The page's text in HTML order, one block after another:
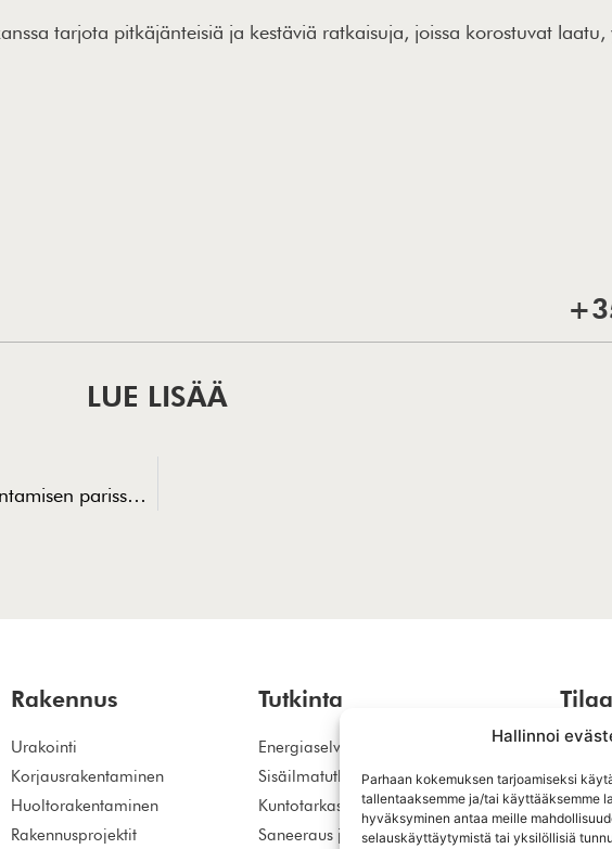
Hallinnoi
Parhaan kokemuksen tarjoamiseksi
tallentaaksemme ja/tai käyttääksemme
hyväksyminen antaa meille
selauskäyttäytymistä tai yksilöllisiä
tarjota pitkäjänteisiä ja kestäviä ratkaisuja, joissa korostuvat laatu,
LUE LISÄÄ
P1-puhtausluokka: Näin työskentelemme puhtaan rakentamisen parissa herkissä ympäristöissä
Rakennus
Urakointi
Korjausrakentaminen
Huoltorakentaminen
Rakennusprojektit
Tutkinta
Energiaselvitys
Sisäilmatutkimus
Kuntotarkastus
Saneeraus ja vaurioiden korjaukset